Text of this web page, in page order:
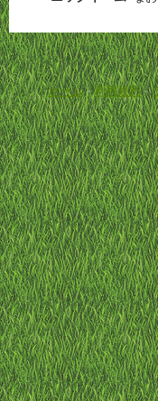
ホーム-利用規約-